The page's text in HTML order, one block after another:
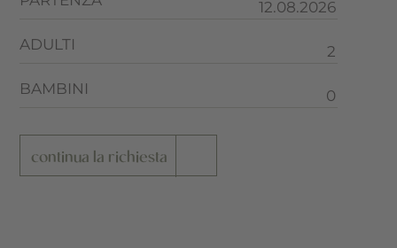
ADULTI
BAMBINI
continua la richiesta